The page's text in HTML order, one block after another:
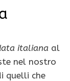
italiana al
nel nostro
quelli che